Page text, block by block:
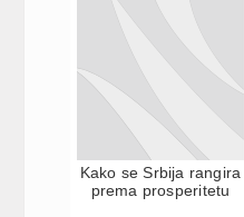
Kako se Srbija rangira
prema prosperitetu